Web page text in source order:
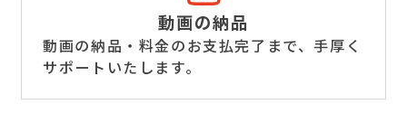
動画の納品
動画の納品・料金のお支払完了まで、手厚く
サポートいたします。